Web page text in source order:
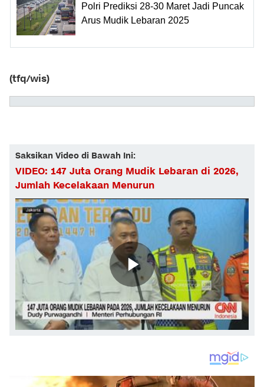
Polri Prediksi 28-30 Maret Jadi Puncak
Arus Mudik Lebaran 2025
(tfq/wis)
Saksikan Video di Bawah Ini:
VIDEO: 147 Juta Orang Mudik Lebaran di 2026,
Jumlah Kecelakaan Menurun